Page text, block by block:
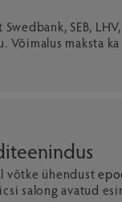
SEB,
Võimalus maksta
võtke ühendust
salong avatud